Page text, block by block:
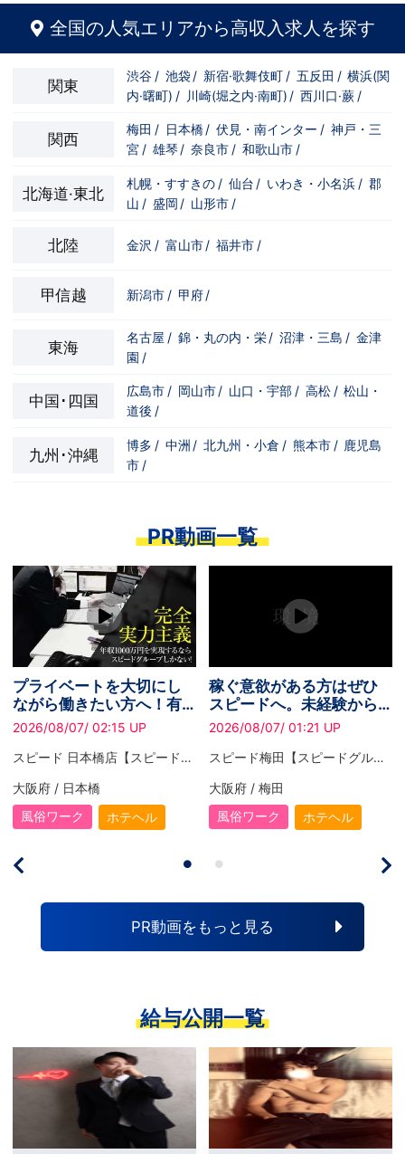
す。今働いてる先輩方は、異業種から転職
してきた方が圧倒的に多いです。「ちょっ
と求めてる人物像と自分は違うかも…？」
と思う方もいると思います。ですが、よく
考えてください。全てが当てはまる人の方
が少ないと思います。ココは自分にも当て
はまる！で十分なんです。まずは応募し
さい。その後、私たちの想いを説明させて
いただきます。その話の中で共感できる
か/出来ないかだと思います。ご応募お待
倒的に多いです。「ちょっと求めてる人物
像と自分は違うかも…？」と思う方もいる
と思います。ですが、よく考えてくださ
い。全てが当てはまる人の方が少ないと思
います。ココは自分にも当てはまる！で十
分なんです。まずは応募して、面接時にあ
なたの想いを聞かせてください。その後、
その話の中で共感できるか/出来ないかだ
と思います。ご応募お待ちしておりま
す！！
全国の人気エリアから高収入求人を探す
関東
渋谷 / 池袋 / 新宿·歌舞伎町 / 五反田 / 横浜(関
内·曙町) / 川崎(堀之内·南町) / 西川口·蕨 /
関西
梅田 / 日本橋 / 伏見・南インター / 神戸・三
宮 / 雄琴 / 奈良市 / 和歌山市 /
北海道·東北
札幌・すすきの / 仙台 / いわき・小名浜 / 郡
山 / 盛岡 / 山形市 /
北陸 金沢 / 富山市 / 福井市 /
甲信越 新潟市 / 甲府 /
東海
名古屋 / 錦・丸の内・栄 / 沼津・三島 / 金津
園 /
中国･四国
広島市 / 岡山市 / 山口・宇部 / 高松 / 松山・
道後 /
九州･沖縄
博多 / 中洲 / 北九州・小倉 / 熊本市 / 鹿児島
市 /
PR動画一覧
プライベートを大切にし
ながら働きたい方へ！有
給休暇あり
2026/08/07/ 02:15 UP
スピード 日本橋店【スピードグループ】
大阪府 / 日本橋
風俗ワーク
ホテヘル
稼ぐ意欲がある方はぜひ
スピードへ。未経験から
でも無理なく安定収入を
2026/08/07/ 01:21 UP
スピード梅田【スピードグループ】
大阪府 / 梅田
風俗ワーク
ホテヘル
PR動画をもっと見る
給与公開一覧